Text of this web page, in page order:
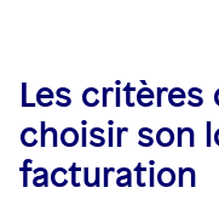
Les critères
choisir son
facturation